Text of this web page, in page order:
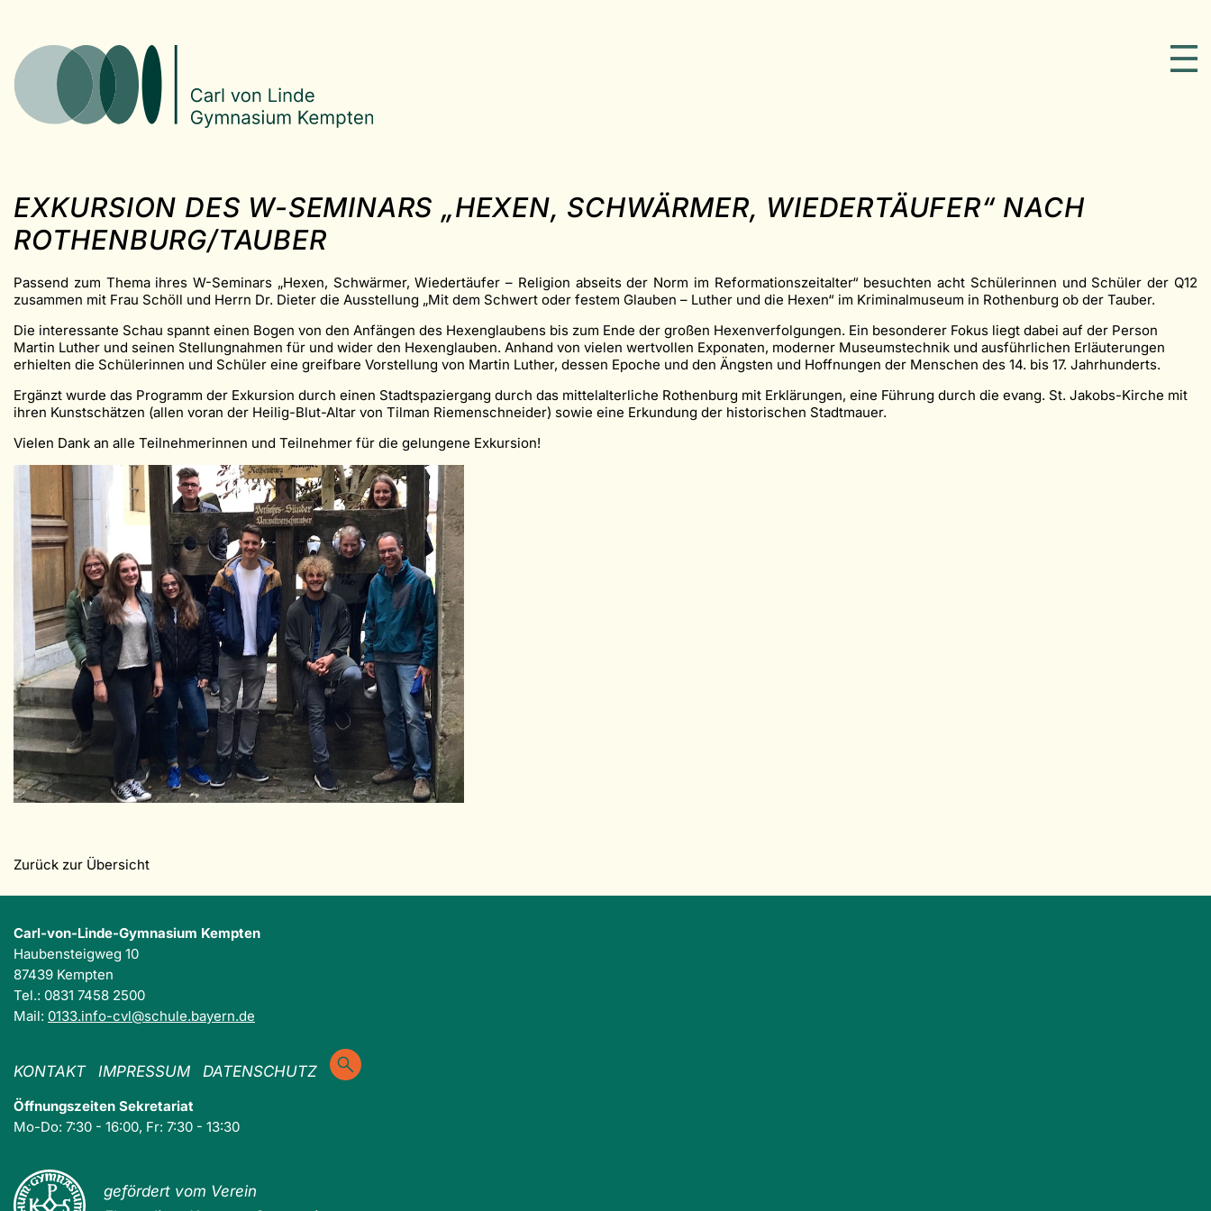
EXKURSION DES W-SEMINARS „HEXEN, SCHWÄRMER, WIEDERTÄUFER“ NACH
ROTHENBURG/TAUBER
Passend zum Thema ihres W-Seminars „Hexen, Schwärmer, Wiedertäufer – Religion abseits der Norm im Reformationszeitalter“ besuchten acht Schülerinnen und Schüler der Q12
zusammen mit Frau Schöll und Herrn Dr. Dieter die Ausstellung „Mit dem Schwert oder festem Glauben – Luther und die Hexen“ im Kriminalmuseum in Rothenburg ob der Tauber.
Die interessante Schau spannt einen Bogen von den Anfängen des Hexenglaubens bis zum Ende der großen Hexenverfolgungen. Ein besonderer Fokus liegt dabei auf der Person
Martin Luther und seinen Stellungnahmen für und wider den Hexenglauben. Anhand von vielen wertvollen Exponaten, moderner Museumstechnik und ausführlichen Erläuterungen
erhielten die Schülerinnen und Schüler eine greifbare Vorstellung von Martin Luther, dessen Epoche und den Ängsten und Hoffnungen der Menschen des 14. bis 17. Jahrhunderts.
Ergänzt wurde das Programm der Exkursion durch einen Stadtspaziergang durch das mittelalterliche Rothenburg mit Erklärungen, eine Führung durch die evang. St. Jakobs-Kirche mit
ihren Kunstschätzen (allen voran der Heilig-Blut-Altar von Tilman Riemenschneider) sowie eine Erkundung der historischen Stadtmauer.
Vielen Dank an alle Teilnehmerinnen und Teilnehmer für die gelungene Exkursion!
Zurück zur Übersicht
Carl-von-Linde-Gymnasium Kempten
Haubensteigweg 10
87439 Kempten
Tel.: 0831 7458 2500
Mail: 0133.info-cvl@schule.bayern.de
KONTAKT IMPRESSUM DATENSCHUTZ
Öffnungszeiten Sekretariat
Mo-Do: 7:30 - 16:00, Fr: 7:30 - 13:30
gefördert vom Verein